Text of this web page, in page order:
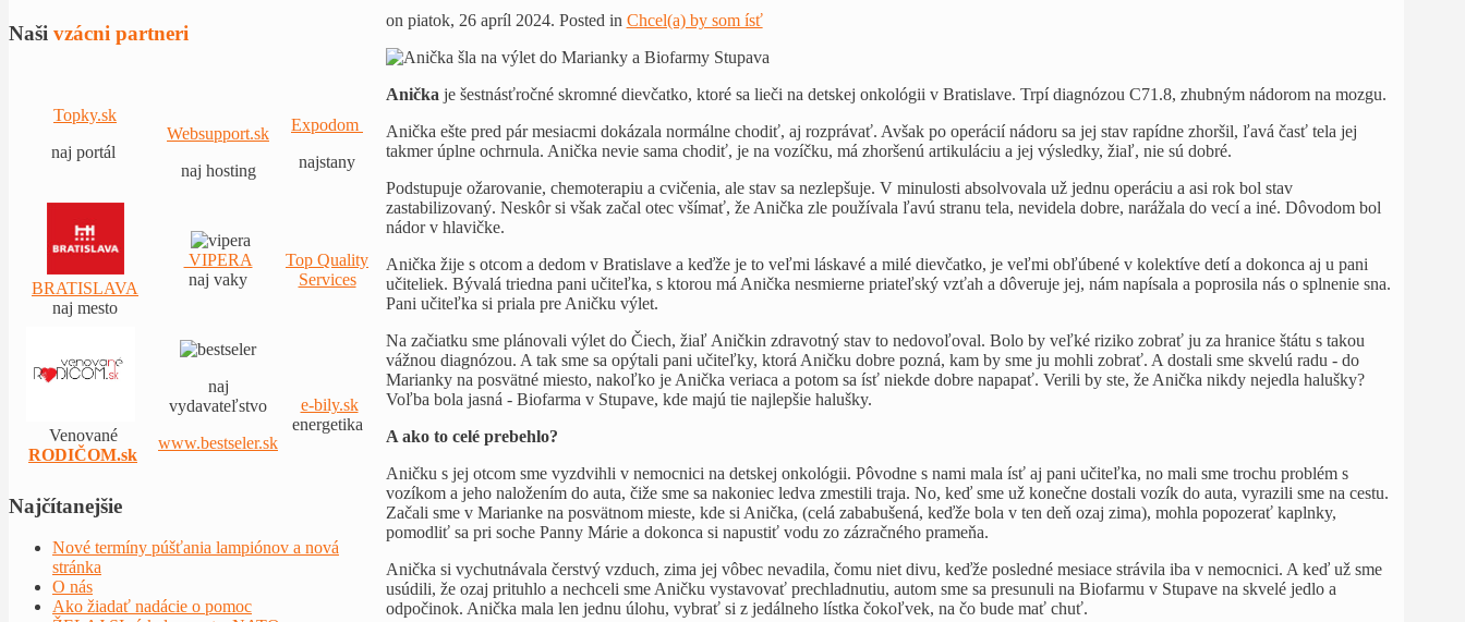
on piatok, 26 apríl 2024. Posted in Chcel(a) by som ísť
Anička je šestnásťročné skromné dievčatko, ktoré sa lieči na detskej onkológii v Bratislave. Trpí diagnózou C71.8, zhubným nádorom na mozgu.
Anička ešte pred pár mesiacmi dokázala normálne chodiť, aj rozprávať. Avšak po operácií nádoru sa jej stav rapídne zhoršil, ľavá časť tela jej
takmer úplne ochrnula. Anička nevie sama chodiť, je na vozíčku, má zhoršenú artikuláciu a jej výsledky, žiaľ, nie sú dobré.
Podstupuje ožarovanie, chemoterapiu a cvičenia, ale stav sa nezlepšuje. V minulosti absolvovala už jednu operáciu a asi rok bol stav
zastabilizovaný. Neskôr si však začal otec všímať, že Anička zle používala ľavú stranu tela, nevidela dobre, narážala do vecí a iné. Dôvodom bol
nádor v hlavičke.
Anička žije s otcom a dedom v Bratislave a keďže je to veľmi láskavé a milé dievčatko, je veľmi obľúbené v kolektíve detí a dokonca aj u pani
učiteliek. Bývalá triedna pani učiteľka, s ktorou má Anička nesmierne priateľský vzťah a dôveruje jej, nám napísala a poprosila nás o splnenie sna.
Pani učiteľka si priala pre Aničku výlet.
Na začiatku sme plánovali výlet do Čiech, žiaľ Aničkin zdravotný stav to nedovoľoval. Bolo by veľké riziko zobrať ju za hranice štátu s takou
vážnou diagnózou. A tak sme sa opýtali pani učiteľky, ktorá Aničku dobre pozná, kam by sme ju mohli zobrať. A dostali sme skvelú radu - do
Marianky na posvätné miesto, nakoľko je Anička veriaca a potom sa ísť niekde dobre napapať. Verili by ste, že Anička nikdy nejedla halušky?
Voľba bola jasná - Biofarma v Stupave, kde majú tie najlepšie halušky.
A ako to celé prebehlo?
Aničku s jej otcom sme vyzdvihli v nemocnici na detskej onkológii. Pôvodne s nami mala ísť aj pani učiteľka, no mali sme trochu problém s
vozíkom a jeho naložením do auta, čiže sme sa nakoniec ledva zmestili traja. No, keď sme už konečne dostali vozík do auta, vyrazili sme na cestu.
Začali sme v Marianke na posvätnom mieste, kde si Anička, (celá zababušená, keďže bola v ten deň ozaj zima), mohla popozerať kaplnky,
pomodliť sa pri soche Panny Márie a dokonca si napustiť vodu zo zázračného prameňa.
Anička si vychutnávala čerstvý vzduch, zima jej vôbec nevadila, čomu niet divu, keďže posledné mesiace strávila iba v nemocnici. A keď už sme
usúdili, že ozaj prituhlo a nechceli sme Aničku vystavovať prechladnutiu, autom sme sa presunuli na Biofarmu v Stupave na skvelé jedlo a
odpočinok. Anička mala len jednu úlohu, vybrať si z jedálneho lístka čokoľvek, na čo bude mať chuť.
Naši vzácni partneri
Topky.sk
naj portál
Websupport.sk
naj hosting
Expodom
najstany
BRATISLAVA
naj mesto
VIPERA
naj vaky
Top Quality
Services
Venované
RODIČOM.sk
naj
vydavateľstvo
www.bestseler.sk
e-bily.sk
energetika
Najčítanejšie
Nové termíny púšťania lampiónov a nová
stránka
O nás
Ako žiadať nadácie o pomoc